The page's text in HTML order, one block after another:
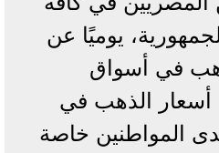
يوميًا عن
في أسواق
أسعار الذهب في
المواطنين خاصة